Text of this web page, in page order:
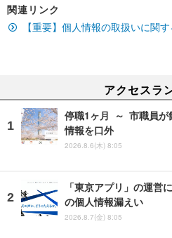
関連リンク
【重要】個人情報の取扱いに関
アクセスラ
停職1ヶ月 ～ 市職員が
情報を口外
2026.8.6(木) 8:05
「東京アプリ」の運営
の個人情報漏えい
2026.8.7(金) 8:05